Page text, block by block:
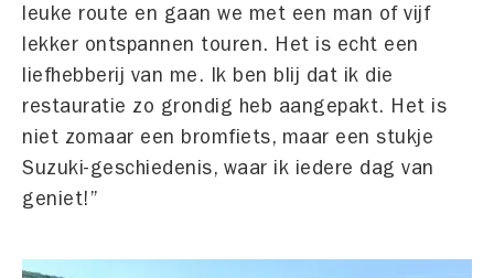
leuke route en gaan we met een man of vijf
lekker ontspannen touren. Het is echt een
liefhebberij van me. Ik ben blij dat ik die
restauratie zo grondig heb aangepakt. Het is
niet zomaar een bromfiets, maar een stukje
Suzuki-geschiedenis, waar ik iedere dag van
geniet!”